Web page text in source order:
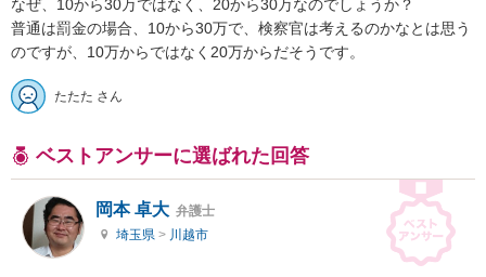
なぜ、10から30万ではなく、20から30万なのでしょうか？
普通は罰金の場合、10から30万で、検察官は考えるのかなとは思う
のですが、10万からではなく20万からだそうです。
たたた さん
ベストアンサーに選ばれた回答
岡本 卓大 弁護士
埼玉県 > 川越市